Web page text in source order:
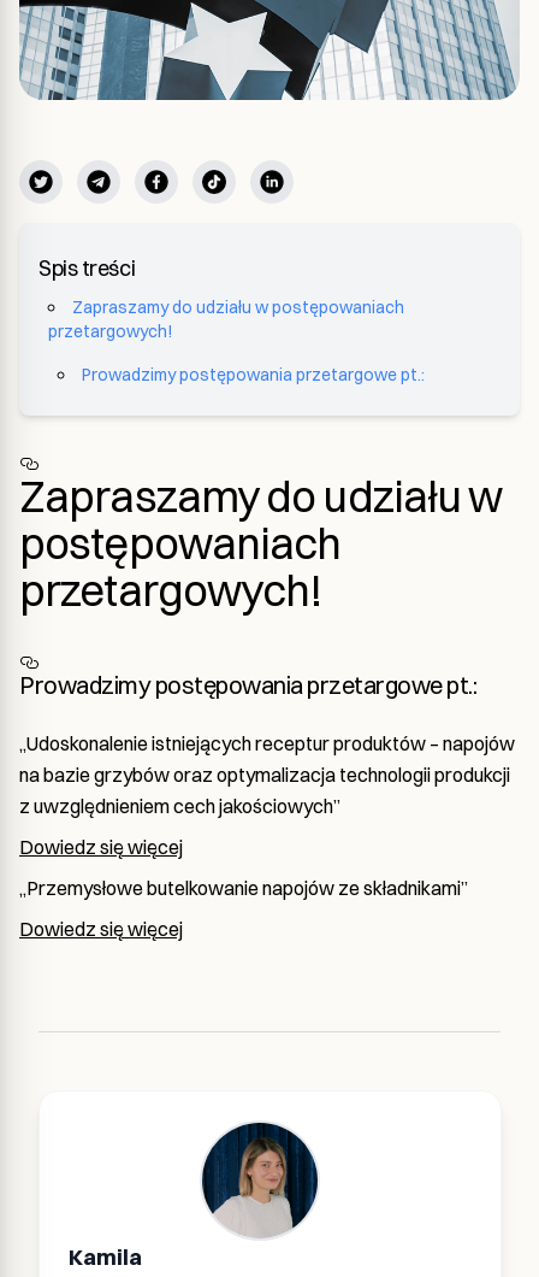
Spis treści
Zapraszamy do udziału w postępowaniach
przetargowych!
Prowadzimy postępowania przetargowe pt.:
Zapraszamy do udziału w
postępowaniach
przetargowych!
Prowadzimy postępowania przetargowe pt.:
„Udoskonalenie istniejących receptur produktów – napojów
na bazie grzybów oraz optymalizacja technologii produkcji
z uwzględnieniem cech jakościowych”
Dowiedz się więcej
„Przemysłowe butelkowanie napojów ze składnikami”
Dowiedz się więcej
Kamila